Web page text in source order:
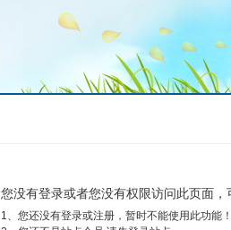
您没有登录或者您没有权限访问此页面
1、您还没有登录或注册，暂时不能使用此功能